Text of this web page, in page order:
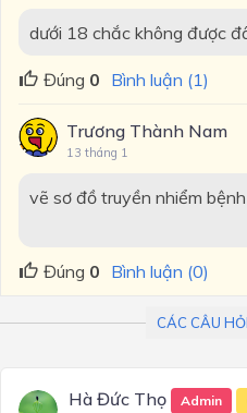
dưới 18 chắc không được
Đúng 0 Bình luận (1)
Trương Thành Nam
13 tháng 1
vẽ sơ đồ truyền nhiểm
Đúng 0 Bình luận (0)
CÁC CÂU
Hà Đức Thọ Admin